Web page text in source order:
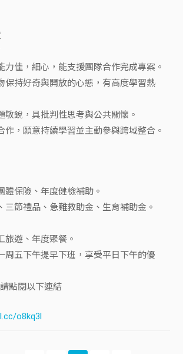
力佳，細心，能支援團隊合作完成專案。
保持好奇與開放的心態，有高度學習熱
敏銳，具批判性思考與公共關懷。
作，願意持續學習並主動參與跨域整合。
體保險、年度健檢補助。
三節禮品、急難救助金、生育補助金。
旅遊、年度聚餐。
周五下午提早下班，享受平日下午的優
點閱以下連結
o8kq3l